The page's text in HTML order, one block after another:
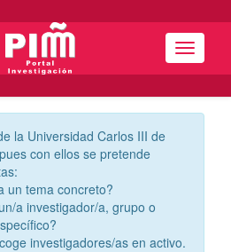
Menú
la Universidad Carlos III de
con ellos se pretende
un tema concreto?
a investigador/a, grupo o
investigadores/as en activo.